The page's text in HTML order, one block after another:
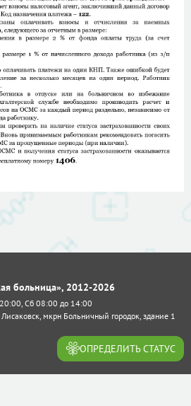
больница», 2012-2026
Сб 08:00 до 14:00
мкрн Больничный городок, здание 1
ОПРЕДЕЛИТЬ СТАТУС